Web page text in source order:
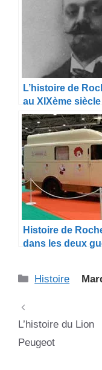
L’histoire de
au XIXème siècle
Histoire de
dans les deux
Catégories
Histoire
L’histoire du Lion
Peugeot